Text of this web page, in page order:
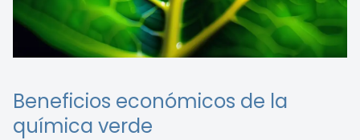
Beneficios económicos de la
química verde